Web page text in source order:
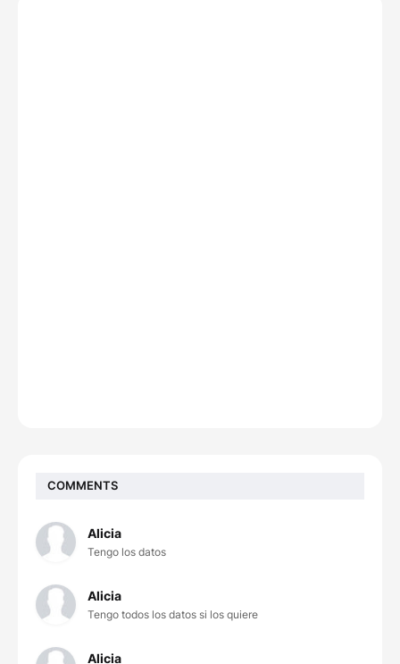
COMMENTS
Alicia
Tengo los datos
Alicia
Tengo todos los datos si los quiere
Alicia